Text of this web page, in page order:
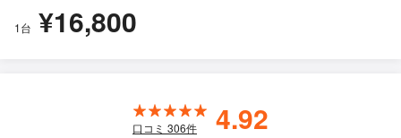
1台 ¥16,800
口コミ 306件 4.92